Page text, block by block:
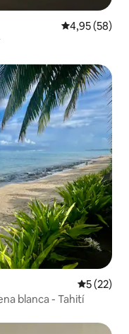
Calificación
4,95 (58)
5 (22)
blanca - Tahití